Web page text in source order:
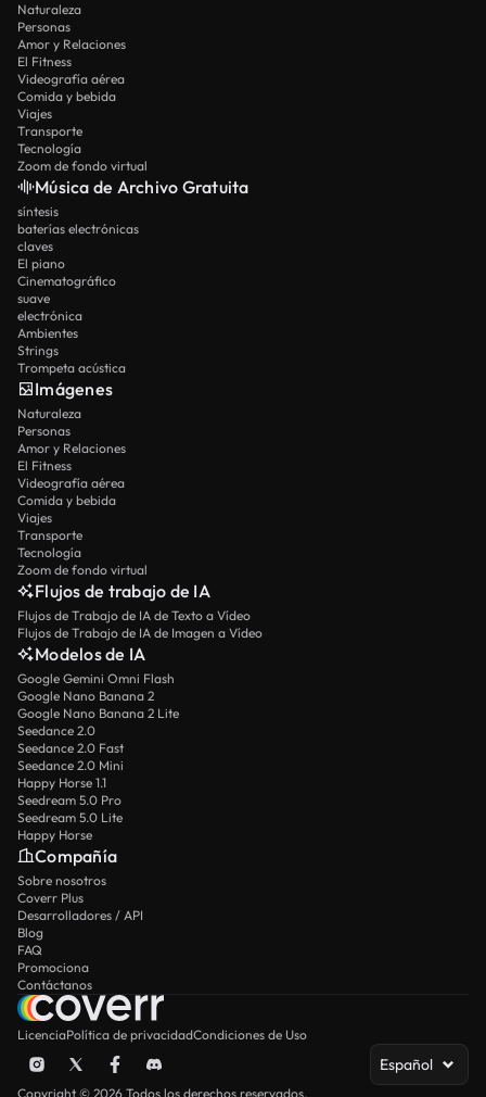
Naturaleza
Personas
Amor y Relaciones
El Fitness
Videografía aérea
Comida y bebida
Viajes
Transporte
Tecnología
Zoom de fondo virtual
Música de Archivo Gratuita
síntesis
baterías electrónicas
claves
El piano
Cinematográfico
suave
electrónica
Ambientes
Strings
Trompeta acústica
Imágenes
Naturaleza
Personas
Amor y Relaciones
El Fitness
Videografía aérea
Comida y bebida
Viajes
Transporte
Tecnología
Zoom de fondo virtual
Flujos de trabajo de IA
Flujos de Trabajo de IA de Texto a Vídeo
Flujos de Trabajo de IA de Imagen a Vídeo
Modelos de IA
Google Gemini Omni Flash
Google Nano Banana 2
Google Nano Banana 2 Lite
Seedance 2.0
Seedance 2.0 Fast
Seedance 2.0 Mini
Happy Horse 1.1
Seedream 5.0 Pro
Seedream 5.0 Lite
Happy Horse
Compañía
Sobre nosotros
Coverr Plus
Desarrolladores / API
Blog
FAQ
Promociona
Contáctanos
LicenciaPolítica de privacidadCondiciones de Uso
Español
Copyright © 2026 Todos los derechos reservados.